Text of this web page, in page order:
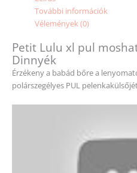
További információk
Vélemények (0)
Petit Lulu xl pul
Dinnyék
Érzékeny a babád bőre a
polárszegélyes PUL